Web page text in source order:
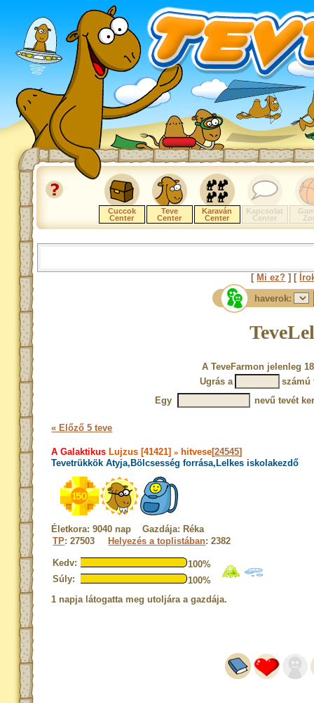
Cuccok
Center
Teve
Center
Karaván
Center
Kapcsolat
Center
[ Mi ez? ] [
haverok:
A TeveFarmon jelenleg
Ugrás a
számú
Egy
nevű tevét
« Előző 5 teve
A Galaktikus Lujzus [41421]» hitvese[24545]
Tevetrükkök Atyja,Bölcsesség forrása,Lelkes iskolakezdő
Életkora: 9040 nap Gazdája: Réka
TP: 27503 Helyezés a toplistában: 2382
Kedv:
100%
Súly:
100%
1 napja látogatta meg utoljára a gazdája.